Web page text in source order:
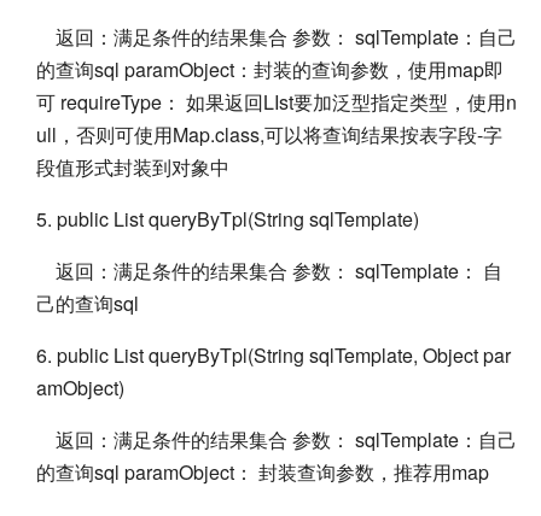
返回：满足条件的结果集合 参数： sqlTemplate：自己
的查询sql paramObject：封装的查询参数，使用map即
可 requireType： 如果返回LIst要加泛型指定类型，使用n
ull，否则可使用Map.class,可以将查询结果按表字段-字
段值形式封装到对象中
5. public List queryByTpl(String sqlTemplate)
返回：满足条件的结果集合 参数： sqlTemplate： 自
己的查询sql
6. public List queryByTpl(String sqlTemplate, Object par
amObject)
返回：满足条件的结果集合 参数： sqlTemplate：自己
的查询sql paramObject： 封装查询参数，推荐用map